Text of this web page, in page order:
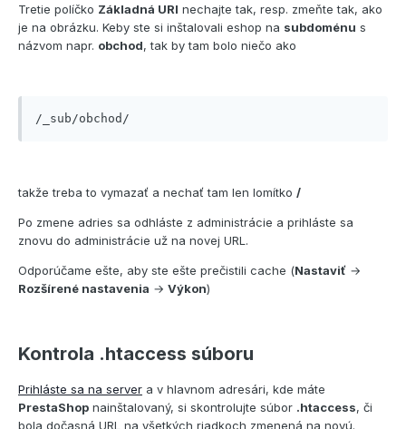
Tretie políčko Základná URI nechajte tak, resp. zmeňte tak, ako
je na obrázku. Keby ste si inštalovali eshop na subdoménu s
názvom napr. obchod, tak by tam bolo niečo ako
/_sub/obchod/
takže treba to vymazať a nechať tam len lomítko /
Po zmene adries sa odhláste z administrácie a prihláste sa
znovu do administrácie už na novej URL.
Odporúčame ešte, aby ste ešte prečistili cache (Nastaviť →
Rozšírené nastavenia → Výkon)
Kontrola .htaccess súboru
Prihláste sa na server a v hlavnom adresári, kde máte
PrestaShop nainštalovaný, si skontrolujte súbor .htaccess, či
bola dočasná URL na všetkých riadkoch zmenená na novú.